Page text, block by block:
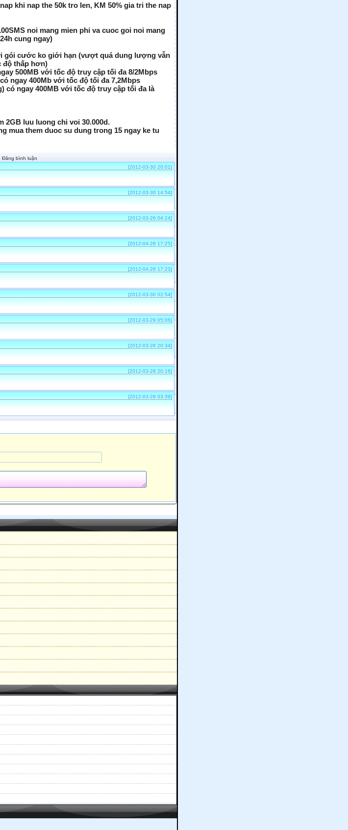
khi nap the 50k tro len, KM 50% gia tri the nap
noi mang mien phi va cuoc goi noi mang
cung ngay)
gói cước ko giới hạn (vượt quá dung lượng vẫn
độ thấp hơn)
500MB với tốc độ truy cập tối đa 8/2Mbps
ngay 400Mb với tốc độ tối đa 7,2Mbps
có ngay 400MB với tốc độ truy cập tối đa là
2GB luu luong chi voi 30.000d.
mua them duoc su dung trong 15 ngay ke tu
Đăng bình luận
[2012-03-30 20:01]
[2012-03-30 14:54]
[2012-03-26 04:24]
[2012-04-28 17:25]
[2012-04-28 17:23]
[2012-03-30 02:54]
[2012-03-29 05:06]
[2012-03-28 20:34]
[2012-03-28 20:16]
[2012-03-28 03:39]